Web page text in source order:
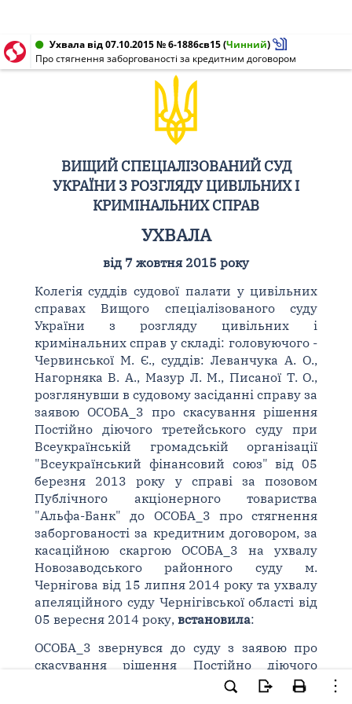
Ухвала від 07.10.2015 № 6-1886св15(Чинний)
Про стягнення заборгованості за кредитним договором
ВИЩИЙ СПЕЦІАЛІЗОВАНИЙ СУД
УКРАЇНИ З РОЗГЛЯДУ ЦИВІЛЬНИХ І
КРИМІНАЛЬНИХ СПРАВ
УХВАЛА
від 7 жовтня 2015 року
Колегія суддів судової палати у цивільних
справах Вищого спеціалізованого суду
України з розгляду цивільних і
кримінальних справ у складі: головуючого -
Червинської М. Є., суддів: Леванчука А. О.,
Нагорняка В. А., Мазур Л. М., Писаної Т. О.,
розглянувши в судовому засіданні справу за
заявою ОСОБА_3 про скасування рішення
Постійно діючого третейського суду при
Всеукраїнській громадській організації
"Всеукраїнський фінансовий союз" від 05
березня 2013 року у справі за позовом
Публічного акціонерного товариства
"Альфа-Банк" до ОСОБА_3 про стягнення
заборгованості за кредитним договором, за
касаційною скаргою ОСОБА_3 на ухвалу
Новозаводського районного суду м.
Чернігова від 15 липня 2014 року та ухвалу
апеляційного суду Чернігівської області від
05 вересня 2014 року, встановила:
ОСОБА_3 звернувся до суду з заявою про
скасування рішення Постійно діючого
третейського суду при Всеукраїнській